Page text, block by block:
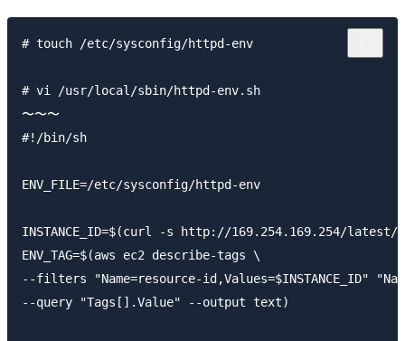
# touch /etc/sysconfig/httpd-env
# vi /usr/local/sbin/httpd-env.sh
〜〜〜
#!/bin/sh
ENV_FILE=/etc/sysconfig/httpd-env
INSTANCE_ID=$(curl -s http://169.254.169.254/
ENV_TAG=$(aws ec2 describe-tags \
--filters "Name=resource-id,Values=$INSTANCE_ID"
--query "Tags[].Value" --output text)